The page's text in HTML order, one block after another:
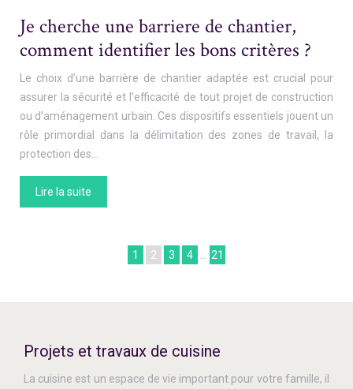
Je cherche une barriere de chantier,
comment identifier les bons critères ?
Le choix d’une barrière de chantier adaptée est crucial pour
assurer la sécurité et l’efficacité de tout projet de construction
ou d’aménagement urbain. Ces dispositifs essentiels jouent un
rôle primordial dans la délimitation des zones de travail, la
protection des…
Lire la suite
1 2 3 4 … 21
Projets et travaux de cuisine
La cuisine est un espace de vie important pour votre famille, il